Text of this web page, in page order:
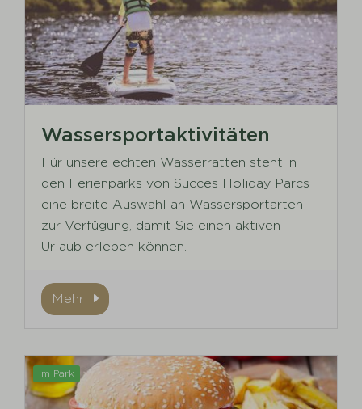
Wassersportaktivitäten
Für unsere echten Wasserratten steht in
den Ferienparks von Succes Holiday Parcs
eine breite Auswahl an Wassersportarten
zur Verfügung, damit Sie einen aktiven
Urlaub erleben können.
Mehr
Im Park